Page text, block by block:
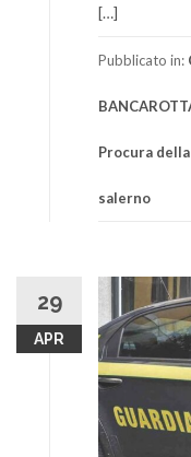
[…]
Pubblicato in:
Procura
salerno
29
APR